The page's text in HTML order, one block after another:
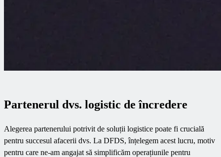
Partenerul dvs. logistic de încredere
Alegerea partenerului potrivit de soluții logistice poate fi crucială
pentru succesul afacerii dvs. La DFDS, înțelegem acest lucru, motiv
pentru care ne-am angajat să simplificăm operațiunile pentru